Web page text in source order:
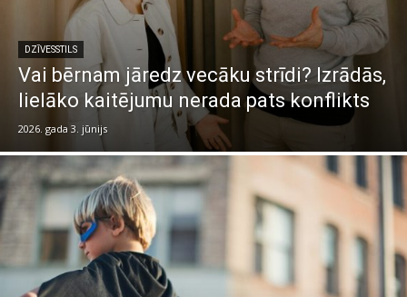
DZĪVESSTILS
Vai bērnam jāredz vecāku strīdi? Izrādās,
lielāko kaitējumu nerada pats konflikts
2026. gada 3. jūnijs